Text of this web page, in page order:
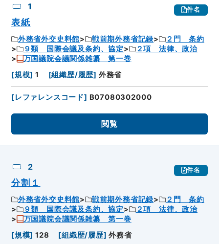
1 件名
表紙
外務省外交史料館 戦前期外務省記録
２門 条約
９類 国際会議及条約、協定
２項 法律、政治
万国議院会議関係雑纂 第一巻
[規模] 1 [組織歴/履歴] 外務省
[レファレンスコード] B07080302000
閲覧
2 件名
分割１
外務省外交史料館 戦前期外務省記録
２門 条約
９類 国際会議及条約、協定
２項 法律、政治
万国議院会議関係雑纂 第一巻
[規模] 128 [組織歴/履歴] 外務省